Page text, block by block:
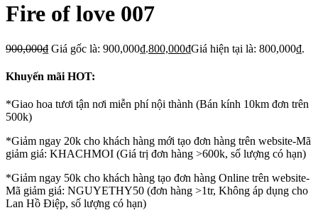
Fire of love 007
900,000₫ Giá gốc là: 900,000₫.800,000₫Giá hiện tại là: 800,000₫.
Khuyến mãi HOT:
*Giao hoa tươi tận nơi miễn phí nội thành (Bán kính 10km đơn trên
500k)
*Giảm ngay 20k cho khách hàng mới tạo đơn hàng trên website-Mã
giảm giá: KHACHMOI (Giá trị đơn hàng >600k, số lượng có hạn)
*Giảm ngay 50k cho khách hàng tạo đơn hàng Online trên website-
Mã giảm giá: NGUYETHY50 (đơn hàng >1tr, Không áp dụng cho
Lan Hồ Điệp, số lượng có hạn)